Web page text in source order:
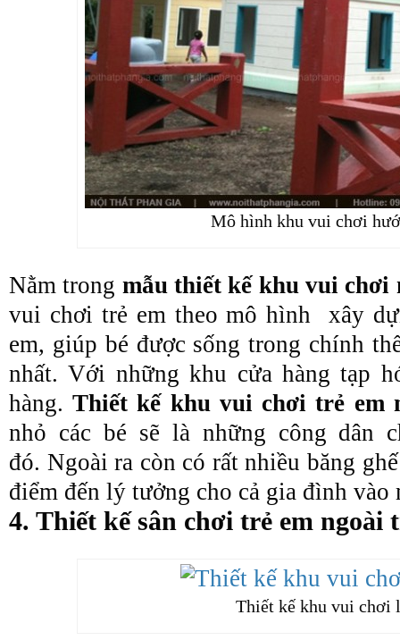
Mô hình khu vui chơi
Nằm trong mẫu thiết kế khu vui chơi
vui chơi trẻ em theo mô hình xây
em, giúp bé được sống trong chính
nhất. Với những khu cửa hàng tạp
hàng.Thiết kế khu vui chơi trẻ em
nhỏ các bé sẽ là những công dân
đó. Ngoài ra còn có rất nhiều băng
điểm đến lý tưởng cho cả gia đình
4. Thiết kế sân chơi trẻ em ngoài
Thiết kế khu vui chơi